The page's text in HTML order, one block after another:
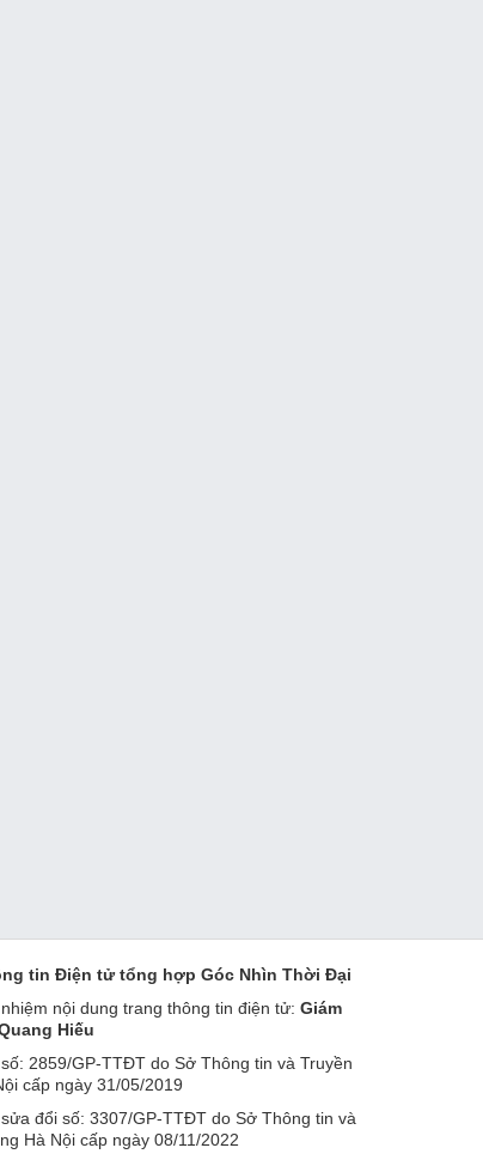
tin Điện tử tổng hợp Góc Nhìn Thời Đại
nội dung trang thông tin điện tử: Giám
Hiếu
2859/GP-TTĐT do Sở Thông tin và Truyền
cấp ngày 31/05/2019
đổi số: 3307/GP-TTĐT do Sở Thông tin và
Hà Nội cấp ngày 08/11/2022